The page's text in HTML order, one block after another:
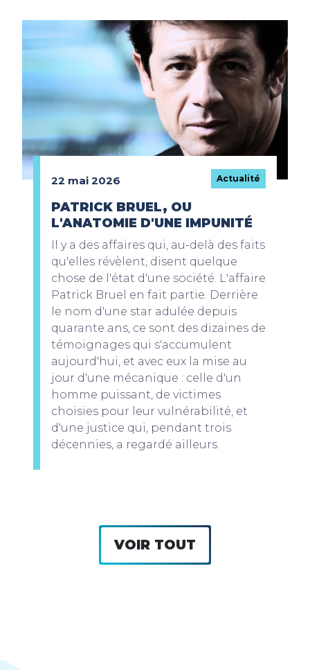
22 mai 2026 Actualité
PATRICK BRUEL, OU
L'ANATOMIE D'UNE IMPUNITÉ
Il y a des affaires qui, au-delà des faits
qu'elles révèlent, disent quelque
chose de l'état d'une société. L'affaire
Patrick Bruel en fait partie. Derrière
le nom d'une star adulée depuis
quarante ans, ce sont des dizaines de
témoignages qui s'accumulent
aujourd'hui, et avec eux la mise au
jour d'une mécanique : celle d'un
homme puissant, de victimes
choisies pour leur vulnérabilité, et
d'une justice qui, pendant trois
décennies, a regardé ailleurs.
VOIR TOUT